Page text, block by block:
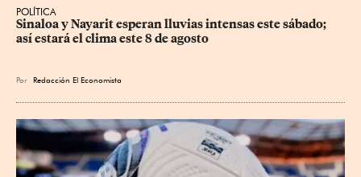
POLÍTICA
Sinaloa y Nayarit esperan lluvias intensas este sábado;
así estará el clima este 8 de agosto
Por Redacción El Economista